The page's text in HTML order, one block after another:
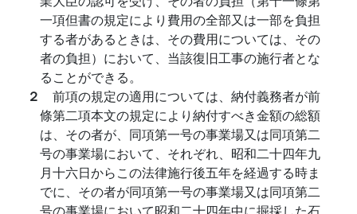
一項但書の規定により費用の全部又は一部を負担
する者があるときは、その費用については、その
者の負担）において、当該復旧工事の施行者とな
ることができる。
２ 前項の規定の適用については、納付義務者が前
條第二項本文の規定により納付すべき金額の総額
は、その者が、同項第一号の事業場又は同項第二
号の事業場において、それぞれ、昭和二十四年九
月十六日からこの法律施行後五年を経過する時ま
でに、その者が同項第一号の事業場又は同項第二